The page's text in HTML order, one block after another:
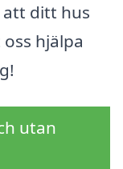
att ditt hus
hjälpa
utan